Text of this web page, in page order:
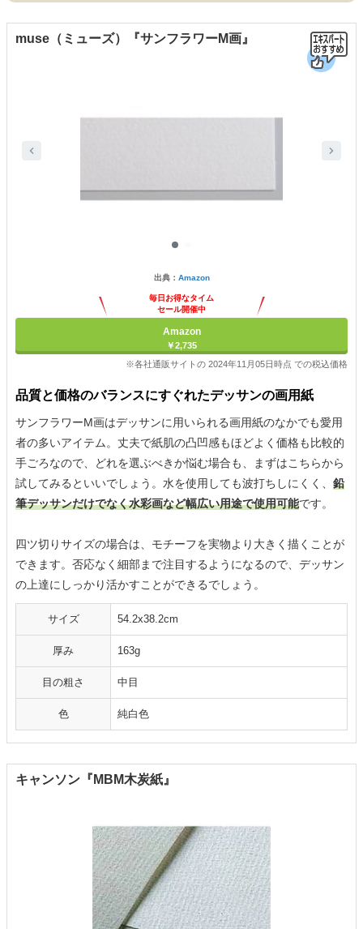
muse（ミューズ）『サンフラワーM画』
出典： Amazon
毎日お得なタイム
セール開催中
Amazon
￥2,735
※各社通販サイトの 2024年11月05日時点 での税込価格
品質と価格のバランスにすぐれたデッサンの画用紙
サンフラワーM画はデッサンに用いられる画用紙のなかでも愛用
者の多いアイテム。丈夫で紙肌の凸凹感もほどよく価格も比較的
手ごろなので、どれを選ぶべきか悩む場合も、まずはこちらから
試してみるといいでしょう。水を使用しても波打ちしにくく、 鉛
筆デッサンだけでなく水彩画など幅広い用途で使用可能です。
四ツ切りサイズの場合は、モチーフを実物より大きく描くことが
できます。否応なく細部まで注目するようになるので、デッサン
の上達にしっかり活かすことができるでしょう。
サイズ 54.2x38.2cm
厚み 163g
目の粗さ 中目
色 純白色
キャンソン『MBM木炭紙』